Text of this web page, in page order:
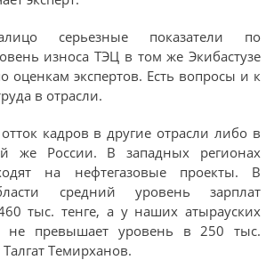
серьезные показатели по
износа ТЭЦ в том же Экибастузе
оценкам экспертов. Есть вопросы и к
в отрасли.
кадров в другие отрасли либо в
же России. В западных регионах
на нефтегазовые проекты. В
средний уровень зарплат
тыс. тенге, а у наших атырауских
не превышает уровень в 250 тыс.
Талгат Темирханов.